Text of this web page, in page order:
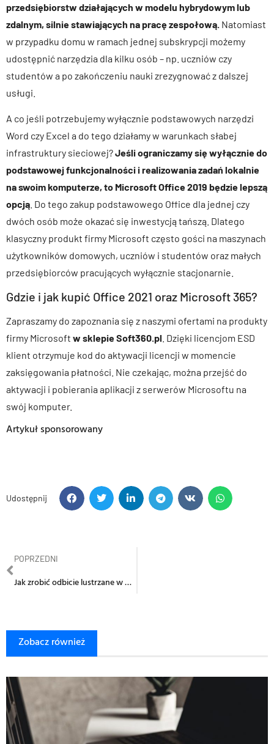
przedsiębiorstw działających w modelu hybrydowym lub
zdalnym, silnie stawiających na pracę zespołową. Natomiast
w przypadku domu w ramach jednej subskrypcji możemy
udostępnić narzędzia dla kilku osób – np. uczniów czy
studentów a po zakończeniu nauki zrezygnować z dalszej
usługi.
A co jeśli potrzebujemy wyłącznie podstawowych narzędzi
Word czy Excel a do tego działamy w warunkach słabej
infrastruktury sieciowej?Jeśli ograniczamy się wyłącznie do
podstawowej funkcjonalności i realizowania zadań lokalnie
na swoim komputerze, to Microsoft Office 2019 będzie lepszą
opcją . Do tego zakup podstawowego Office dla jednej czy
dwóch osób może okazać się inwestycją tańszą. Dlatego
klasyczny produkt firmy Microsoft często gości na maszynach
użytkowników domowych, uczniów i studentów oraz małych
przedsiębiorców pracujących wyłącznie stacjonarnie.
Gdzie i jak kupić Office 2021 oraz Microsoft 365?
Zapraszamy do zapoznania się z naszymi ofertami na produkty
firmy Microsoft w sklepie Soft360.pl . Dzięki licencjom ESD
klient otrzymuje kod do aktywacji licencji w momencie
zaksięgowania płatności. Nie czekając, można przejść do
aktywacji i pobierania aplikacji z serwerów Microsoftu na
swój komputer.
Artykuł sponsorowany
Udostępnij
POPRZEDNI
Jak zrobić odbicie lustrzane w Wordzie?
Zobacz również